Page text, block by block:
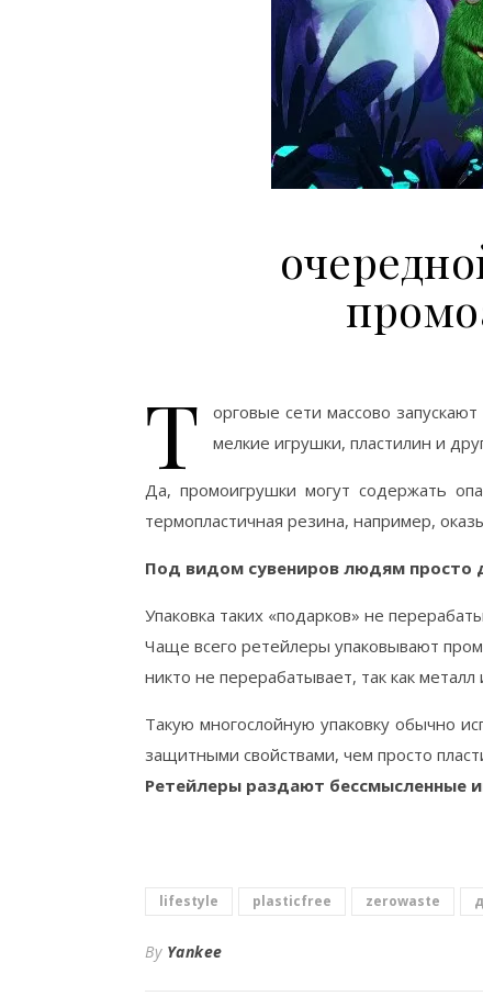
Т
орговые сети массово
мелкие игрушки, пластилин и
Да, промоигрушки могут содержать
термопластичная резина, например,
Под видом сувениров людям просто
Упаковка таких «подарков» не
Чаще всего ретейлеры упаковывают
никто не перерабатывает, так как
Такую многослойную упаковку обычно
защитными свойствами, чем просто
Ретейлеры раздают бессмысленные
lifestyle plasticfree zerowaste
By Yankee